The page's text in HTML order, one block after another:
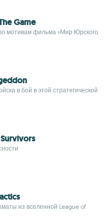
Game
мотивам фильма «Мир Юрского
в бой в этой стратегической
из вселенной League of